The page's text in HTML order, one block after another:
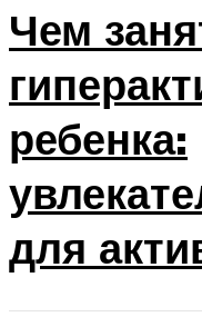
Чем
ребенка:
для